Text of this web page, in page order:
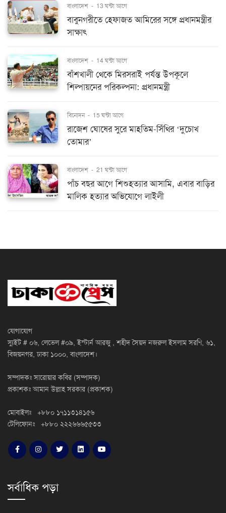
বাংলাদেশ - 13 ঘন্টা আগে
বাবুনগরীতে হেফাজত আমিরের সঙ্গে প্রধানমন্ত্রীর
সাক্ষাৎ
বাংলাদেশ - 14 ঘন্টা আগে
বাঁশখালী থেকে মিরসরাই পর্যন্ত উপকূলে
শিল্পায়নের পরিকল্পনা: প্রধানমন্ত্রী
বিনোদন - 15 ঘন্টা আগে
রাজেশ ঘোষের সুরে মাহতিম-সিঁথির ‘দুচোখ
তোমার’
বাংলাদেশ - 21 ঘন্টা আগে
পাঁচ বছর আগে শিশুহত্যার আসামি, এবার বাড়ির
মালিক হত্যার অভিযোগে লাইলী
যোগাযোগ
স্যুইট # ০৬, লেভেল #০৯, ইস্টার্ন আরজু , শহীদ সৈয়দ নজরুল ইসলাম সরণি, ৬১,
বিজয়নগর, ঢাকা ১০০০, বাংলাদেশ।
সম্পাদকঃ সারোয়ার কবির (সম্পাদক)
প্রকাশকঃ আমান উল্লাহ সরকার (প্রকাশক)
মোবাইলঃ +৮৮০ ১৭১১৩১৪১৫৬
টেলিফোনঃ +৮৮০ ২২২৬৬৬৫৫৩৩
সর্বাধিক পড়া